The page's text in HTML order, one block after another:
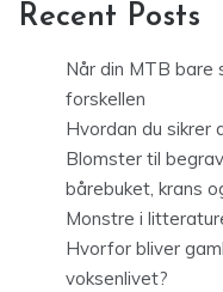
Recent Posts
Når din MTB bare
forskellen
Hvordan du sikrer
Blomster til
bårebuket, krans
Monstre i
Hvorfor bliver
voksenlivet?